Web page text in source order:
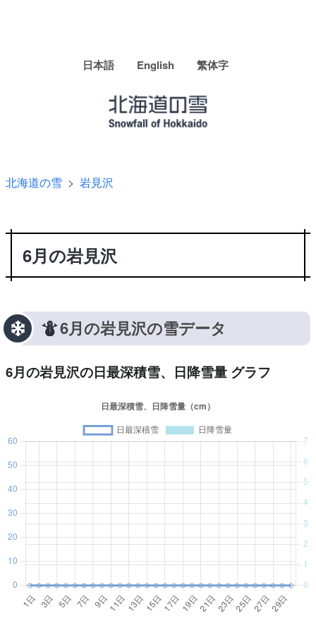
日本語 English 繁体字
北海道の雪 岩見沢
6月の岩見沢
6月の岩見沢の雪データ
6月の岩見沢の日最深積雪、日降雪量 グラフ